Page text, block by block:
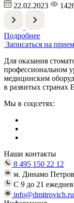
22.02.2023
Подробнее
Записаться на прием
Для оказания
профессиональном
медицинским
в развитых странах
Мы в соцсетях:
Наши контакты
8 495 150 22 12
м. Динамо
C 9 до 21
info@dmitrovich.ru